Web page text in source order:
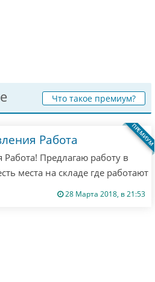
Что такое премиум?
ПРЕМИУМ
Работа
Предлагаю работу в
места на складе где работают
расскажу! если не ответил
28 Марта 2018, в 21:53